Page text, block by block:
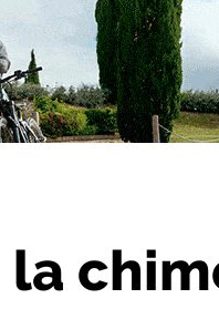
de Nájera se salda sin